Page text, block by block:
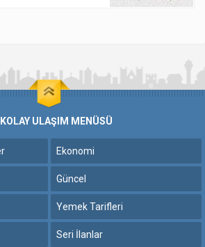
KOLAY ULAŞIM MENÜSÜ
Ekonomi
Güncel
Yemek Tarifleri
Seri İlanlar